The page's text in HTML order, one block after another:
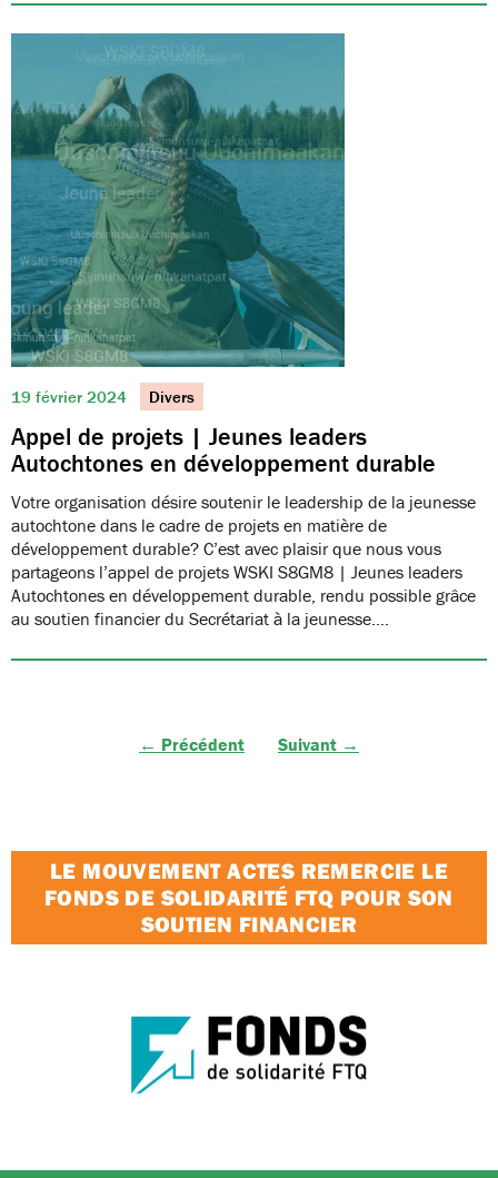
19 février 2024 Divers
Appel de projets | Jeunes leaders
Autochtones en développement durable
Votre organisation désire soutenir le leadership de la jeunesse
autochtone dans le cadre de projets en matière de
développement durable? C’est avec plaisir que nous vous
partageons l’appel de projets WSKI S8GM8 | Jeunes leaders
Autochtones en développement durable, rendu possible grâce
au soutien financier du Secrétariat à la jeunesse.…
← Précédent Suivant →
LE MOUVEMENT ACTES REMERCIE LE
FONDS DE SOLIDARITÉ FTQ POUR SON
SOUTIEN FINANCIER